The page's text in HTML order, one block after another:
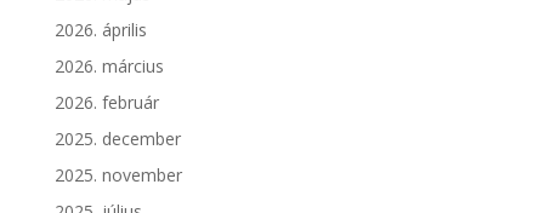
2026. április
2026. március
2026. február
2025. december
2025. november